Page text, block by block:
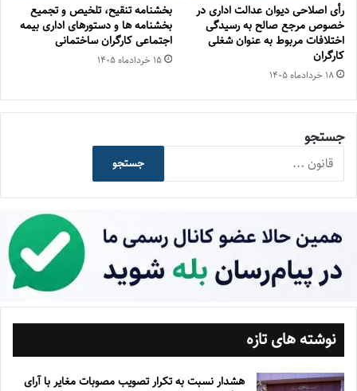
رأی اصلاحی دیوان عدالت اداری در
خصوص مرجع صالح به رسیدگی
اختلافات مربوط به عنوان شغلی
کارگران
۱۸ خرداد‌ماه ۱۴۰۵
بخشنامه تنقیح، تلخیص و تجمیع
بخشنامه ها و دستورهای اداری بیمه
اجتماعی کارگران ساختمانی
۱۵ خرداد‌ماه ۱۴۰۵
جستجو
جستجو
نوشته های تازه
هشدار نسبت به تکرار تصویب مصوبات مغایر با آرای